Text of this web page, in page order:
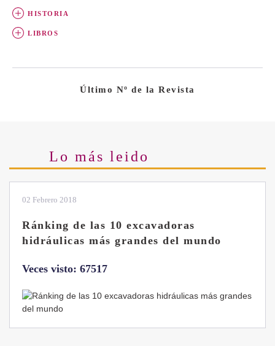
HISTORIA
LIBROS
Último Nº de la Revista
Lo más leido
28 Enero 2019
Las ventajas de la excavadora Yanmar
B7 Sigma-6
Veces visto: 32221